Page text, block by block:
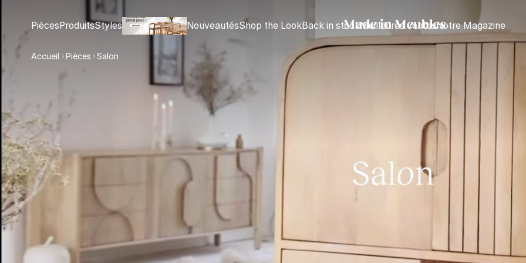
PiècesProduitsStyles NouveautésShop the LookBack in stockMeilleures ventesNotre Magazine
Accueil Pièces Salon